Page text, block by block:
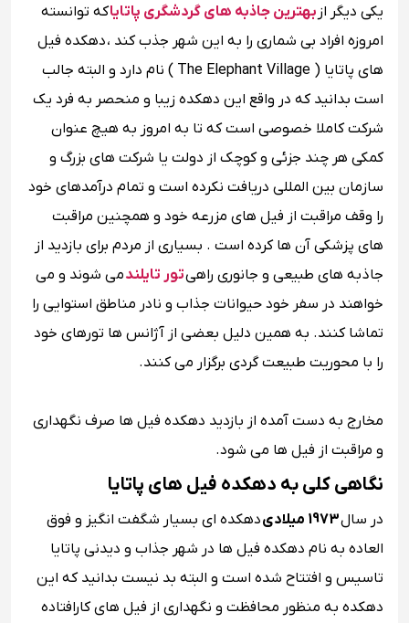
یکی دیگر از بهترین جاذبه های گردشگری پاتایاکه توانسته
امروزه افراد بی شماری را به این شهر جذب کند ، دهکده فیل
های پاتایا ( The Elephant Village ) نام دارد و البته جالب
است بدانید که در واقع این دهکده زیبا و منحصر به فرد یک
شرکت کاملا خصوصی است که تا به امروز به هیچ عنوان
کمکی هر چند جزئی و کوچک از دولت یا شرکت های بزرگ و
سازمان بین المللی دریافت نکرده است و تمام درآمدهای خود
را وقف مراقبت از فیل های مزرعه خود و همچنین مراقبت
های پزشکی آن ها کرده است . بسیاری از مردم برای بازدید از
جاذبه های طبیعی و جانوری راهیتور تایلندمی شوند و می
خواهند در سفر خود حیوانات جذاب و نادر مناطق استوایی را
تماشا کنند. به همین دلیل بعضی از آژانس ها تورهای خود
را با محوریت طبیعت گردی برگزار می کنند.
مخارج به دست آمده از بازدید دهکده فیل ها صرف نگهداری
و مراقبت از فیل ها می شود.
نگاهی کلی به دهکده فیل های پاتایا
در سال1973 میلادی
دهکده ای بسیار شگفت انگیز و فوق
العاده به نام دهکده فیل ها در شهر جذاب و دیدنی پاتایا
تاسیس و افتتاح شده است و البته بد نیست بدانید که این
دهکده به منظور محافظت و نگهداری از فیل های کارافتاده